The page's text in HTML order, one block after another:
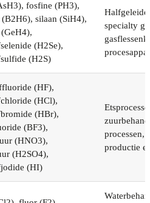
fosfine (PH3),
silaan (SiH4),
(H2Se),
(H2S)
specialty
(HF),
(HCl),
(HBr),
(BF3),
(HNO3),
(H2SO4),
(HI)
processen,
productie